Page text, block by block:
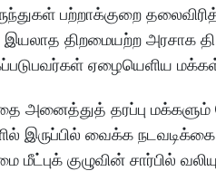
பற்றாக்குறை
திறமையற்ற அரசாக
ஏழையெளிய
அனைத்துத் தரப்பு மக்களும்
இருப்பில் வைக்க நடவடிக்கை
குழுவின் சார்பில்